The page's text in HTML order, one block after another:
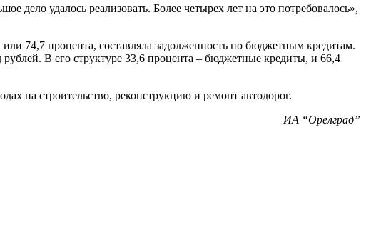
удалось реализовать. Более четырех лет на это потребовалось»,
74,7 процента, составляла задолженность по бюджетным кредитам.
В его структуре 33,6 процента – бюджетные кредиты, и 66,4
на строительство, реконструкцию и ремонт автодорог.
ИА “Орелград”